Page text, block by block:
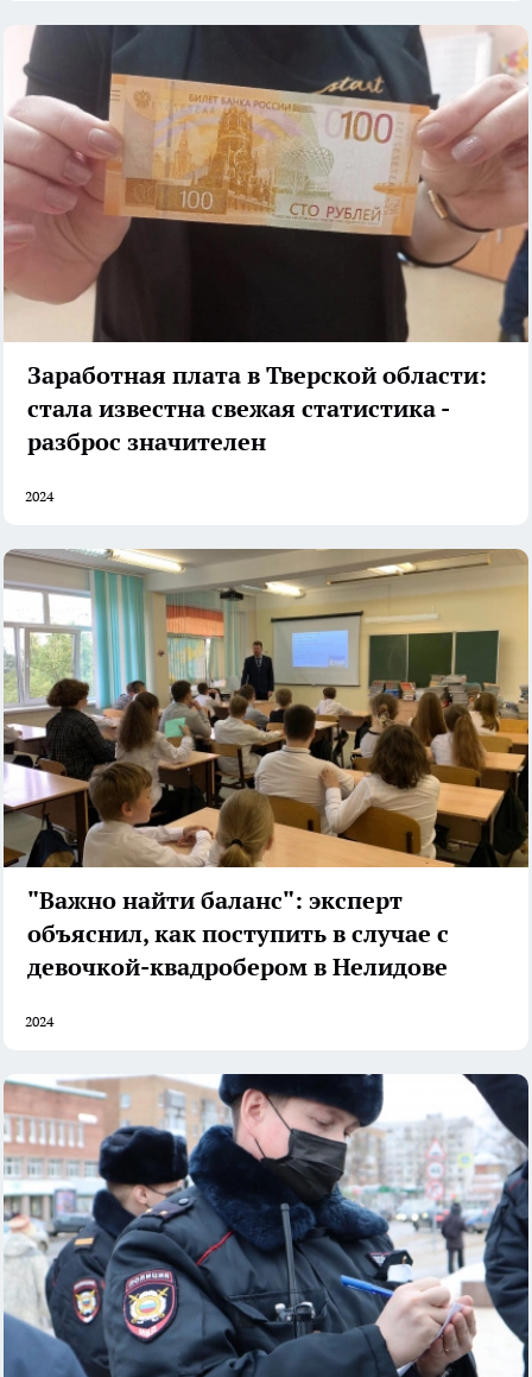
Заработная плата в Тверской области:
стала известна свежая статистика -
разброс значителен
2024
"Важно найти баланс": эксперт
объяснил, как поступить в случае с
девочкой-квадробером в Нелидове
2024